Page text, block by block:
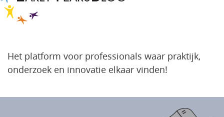
Het platform voor professionals waar praktijk,
onderzoek en innovatie elkaar vinden!